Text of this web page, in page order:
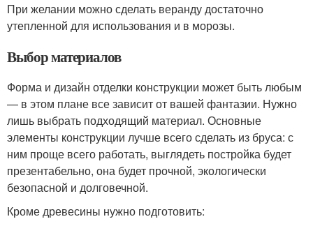
При желании можно сделать веранду достаточно
утепленной для использования и в морозы.
Выбор материалов
Форма и дизайн отделки конструкции может быть любым
— в этом плане все зависит от вашей фантазии. Нужно
лишь выбрать подходящий материал. Основные
элементы конструкции лучше всего сделать из бруса: с
ним проще всего работать, выглядеть постройка будет
презентабельно, она будет прочной, экологически
безопасной и долговечной.
Кроме древесины нужно подготовить: